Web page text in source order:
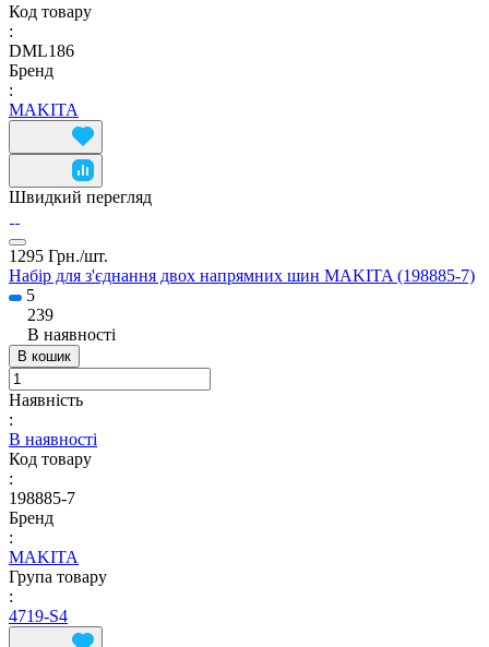
Код товару
:
DML186
Бренд
:
MAKITA
Швидкий перегляд
1295 Грн./шт.
Набір для з'єднання двох напрямних шин MAKITA (198885-7)
5
239
В наявності
В кошик
Наявність
:
В наявності
Код товару
:
198885-7
Бренд
:
MAKITA
Група товару
:
4719-S4